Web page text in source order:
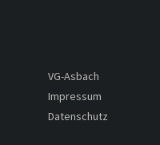
VG-Asbach
Impressum
Datenschutz